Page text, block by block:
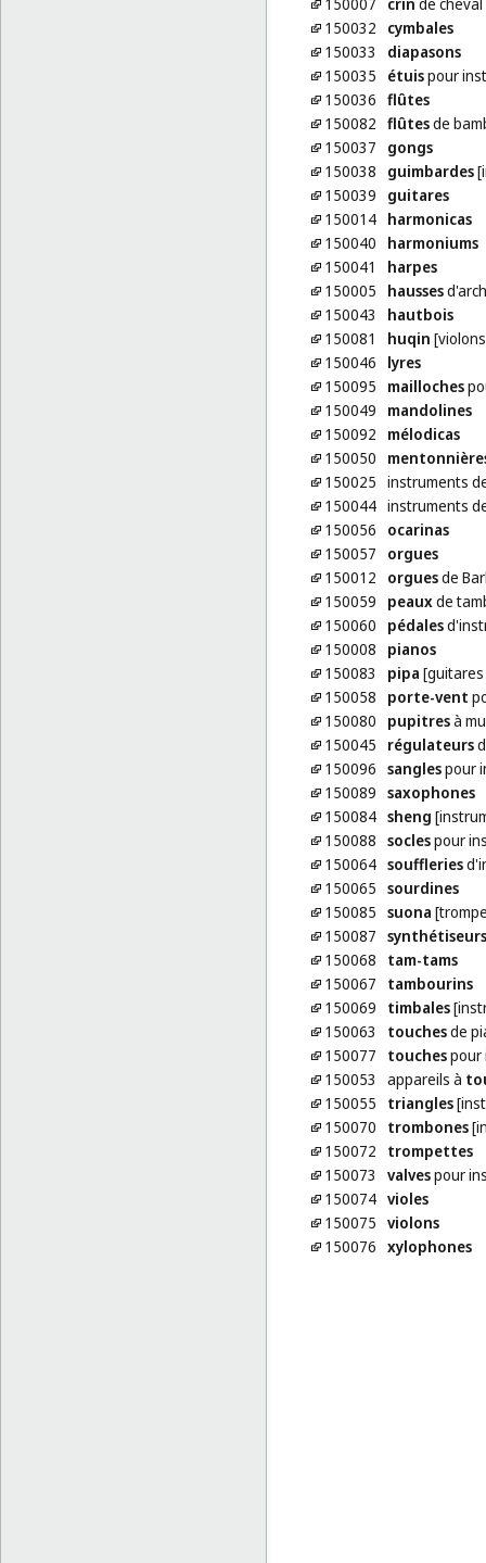
150032
cymbales
150033
diapasons
150035
étuispour
150036 flûtes
150082 flûtesde
150037
gongs
150038
guimbardes
150039
guitares
150014 harmonicas
150040
harmoniums
150041
harpes
150005
hausses
150043
hautbois
150081
huqin
150046
lyres
150095
mailloches
150049
mandolines
150092
mélodicas
150050
150025 instruments
150044 instruments
150056
ocarinas
150057
orgues
150012
orguesde
150059
peauxde
150060
pédales
150008
pianos
150083
pipa
150058
porte-vent
150080
pupitresà
150045
régulateurs
150096 sanglespour
150089 saxophones
150084 sheng
150088 soclespour
150064 souffleries
150065 sourdines
150085 suona
150087 synthétiseurs
150068
tam-tams
150067
tambourins
150069
timbales
150063
touchesde
150077
touchespour
150053
appareils à
150055
triangles
150070
trombones
150072
trompettes
150073
valvespour
150074 violes
150075 violons
150076 xylophones